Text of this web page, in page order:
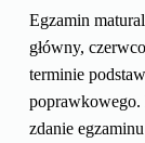
Egzamin
główny,
terminie
poprawkowego.
zdanie